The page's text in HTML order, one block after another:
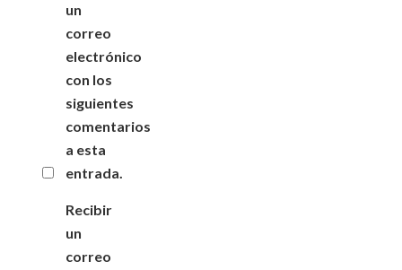
un
correo
electrónico
con los
siguientes
comentarios
a esta
entrada.
Recibir
un
correo